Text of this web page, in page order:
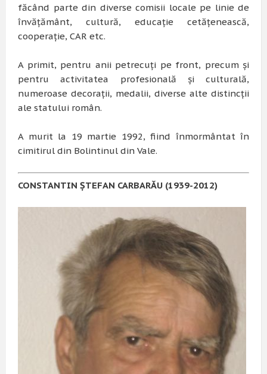
făcând parte din diverse comisii locale pe linie de
învăţământ, cultură, educaţie cetăţenească,
cooperaţie, CAR etc.
A primit, pentru anii petrecuţi pe front, precum şi
pentru activitatea profesională şi culturală,
numeroase decoraţii, medalii, diverse alte distincţii
ale statului român.
A murit la 19 martie 1992, fiind înmormântat în
cimitirul din Bolintinul din Vale.
CONSTANTIN ŞTEFAN CARBARĂU (1939-2012)